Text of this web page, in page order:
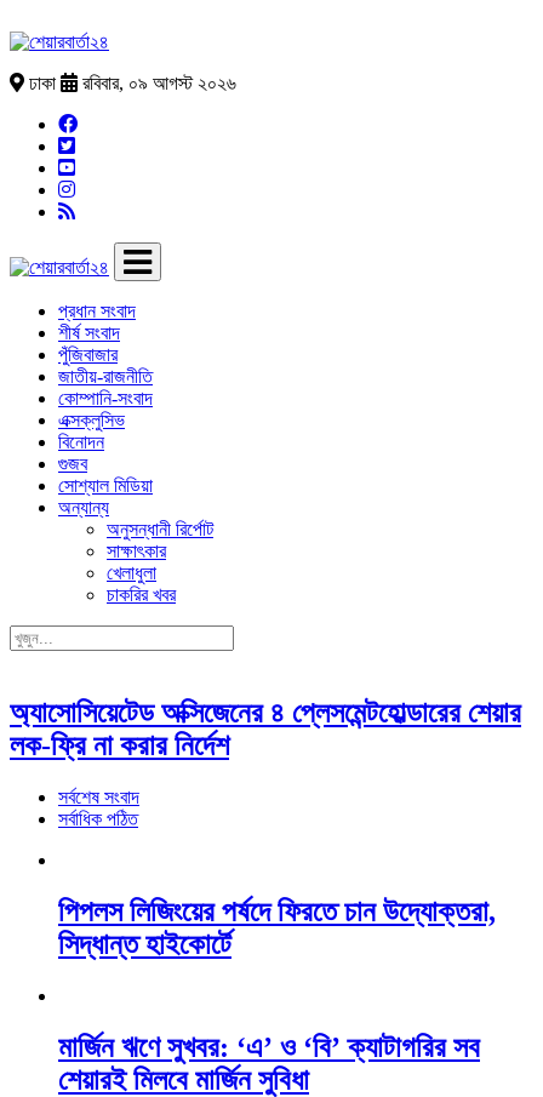
ঢাকা রবিবার, ০৯ আগস্ট ২০২৬
প্রধান সংবাদ
শীর্ষ সংবাদ
পুঁজিবাজার
জাতীয়-রাজনীতি
কোম্পানি-সংবাদ
এক্সক্লুসিভ
বিনোদন
গুজব
সোশ্যাল মিডিয়া
অন্যান্য
অনুসন্ধানী রির্পোট
সাক্ষাৎকার
খেলাধুলা
চাকরির খবর
অ্যাসোসিয়েটেড অক্সিজেনের ৪ প্লেসমেন্টহোল্ডারের শেয়ার
লক-ফ্রি না করার নির্দেশ
সর্বশেষ সংবাদ
সর্বাধিক পঠিত
পিপলস লিজিংয়ের পর্ষদে ফিরতে চান উদ্যোক্তরা,
সিদ্ধান্ত হাইকোর্টে
মার্জিন ঋণে সুখবর: ‘এ’ ও ‘বি’ ক্যাটাগরির সব
শেয়ারই মিলবে মার্জিন সুবিধা